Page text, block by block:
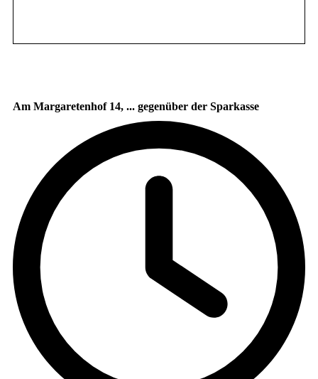
Am Margaretenhof 14, ... gegenüber der Sparkasse